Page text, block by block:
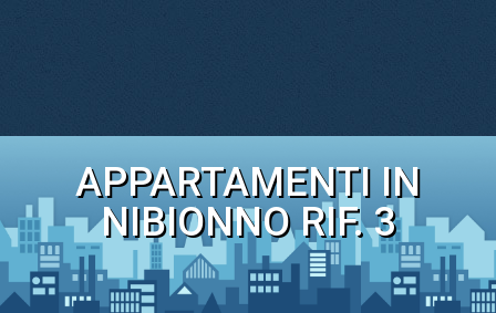
APPARTAMENTI IN
NIBIONNO RIF. 3